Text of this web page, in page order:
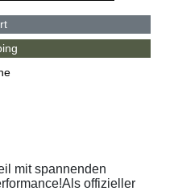
mit spannenden
offizieller